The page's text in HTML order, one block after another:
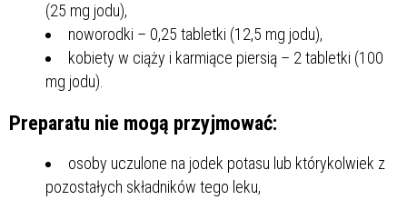
(25 mg jodu),
noworodki – 0,25 tabletki (12,5 mg jodu),
kobiety w ciąży i karmiące piersią – 2 tabletki (100
mg jodu).
Preparatu nie mogą przyjmować:
osoby uczulone na jodek potasu lub którykolwiek z
pozostałych składników tego leku,